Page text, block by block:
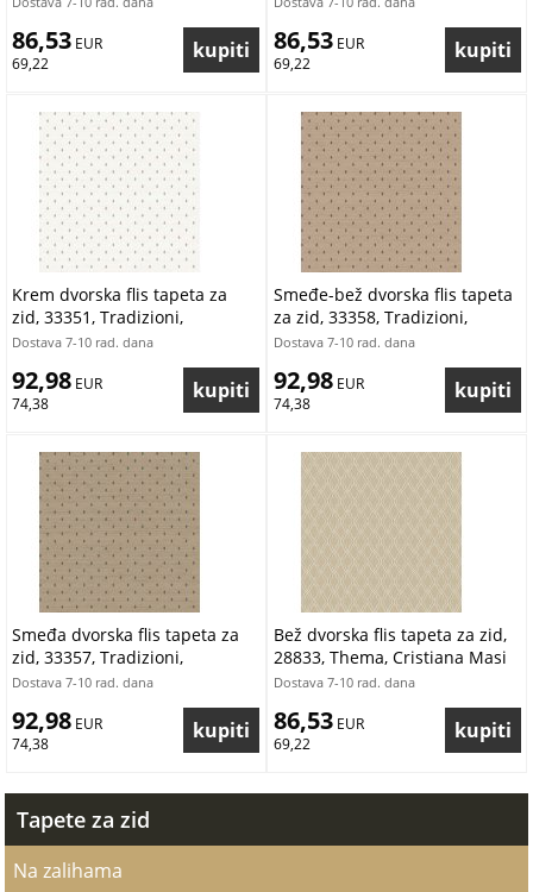
86,53 EUR
69,22
86,53 EUR
69,22
Krem dvorska flis tapeta za
zid, 33351, Tradizioni,
Cristiana Masi by Parato |
Dostava 7-10 rad. dana
92,98 EUR
74,38
Smeđe-bež dvorska flis tapeta
za zid, 33358, Tradizioni,
Cristiana Masi by Parato |
Dostava 7-10 rad. dana
92,98 EUR
74,38
Smeđa dvorska flis tapeta za
zid, 33357, Tradizioni,
Cristiana Masi by Parato |
Dostava 7-10 rad. dana
92,98 EUR
74,38
Bež dvorska flis tapeta za zid,
28833, Thema, Cristiana Masi
by Parato | Ljepilo Gratis
Dostava 7-10 rad. dana
86,53 EUR
69,22
Tapete za zid
Na zalihama